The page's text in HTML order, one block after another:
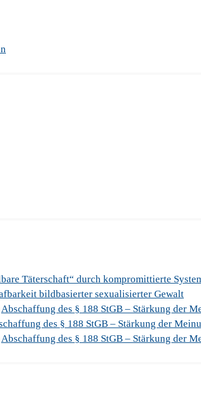
Täterschaft“ durch kompromittierte
bildbasierter sexualisierter Gewalt
Abschaffung des § 188 StGB – Stärkung der
des § 188 StGB – Stärkung der
Abschaffung des § 188 StGB – Stärkung der